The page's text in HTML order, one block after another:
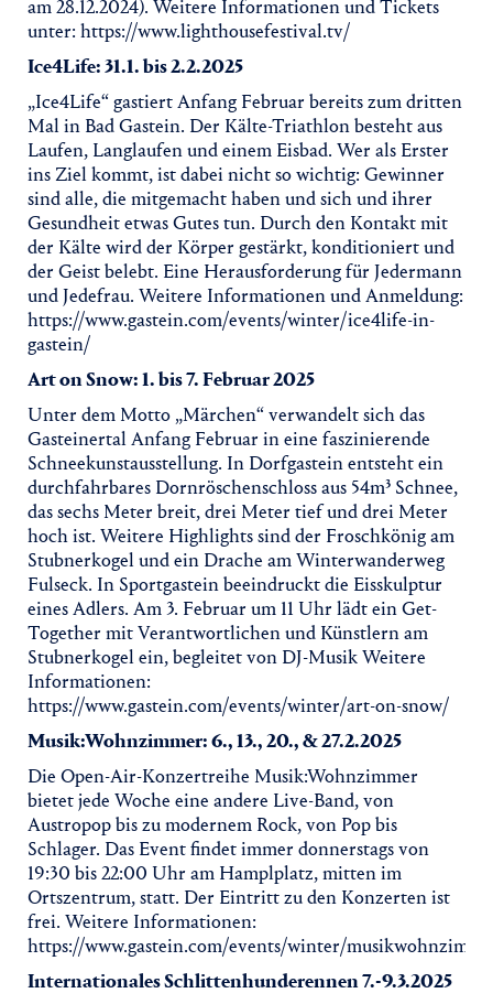
am 28.12.2024). Weitere Informationen und Tickets
unter: https://www.lighthousefestival.tv/
Ice4Life: 31.1. bis 2.2.2025
„Ice4Life“ gastiert Anfang Februar bereits zum dritten
Mal in Bad Gastein. Der Kälte-Triathlon besteht aus
Laufen, Langlaufen und einem Eisbad. Wer als Erster
ins Ziel kommt, ist dabei nicht so wichtig: Gewinner
sind alle, die mitgemacht haben und sich und ihrer
Gesundheit etwas Gutes tun. Durch den Kontakt mit
der Kälte wird der Körper gestärkt, konditioniert und
der Geist belebt. Eine Herausforderung für Jedermann
und Jedefrau. Weitere Informationen und Anmeldung:
https://www.gastein.com/events/winter/ice4life-in-
gastein/
Art on Snow: 1. bis 7. Februar 2025
Unter dem Motto „Märchen“ verwandelt sich das
Gasteinertal Anfang Februar in eine faszinierende
Schneekunstausstellung. In Dorfgastein entsteht ein
durchfahrbares Dornröschenschloss aus 54m³ Schnee,
das sechs Meter breit, drei Meter tief und drei Meter
hoch ist. Weitere Highlights sind der Froschkönig am
Stubnerkogel und ein Drache am Winterwanderweg
Fulseck. In Sportgastein beeindruckt die Eisskulptur
eines Adlers. Am 3. Februar um 11 Uhr lädt ein Get-
Together mit Verantwortlichen und Künstlern am
Stubnerkogel ein, begleitet von DJ-Musik Weitere
Informationen:
https://www.gastein.com/events/winter/art-on-snow/
Musik:Wohnzimmer: 6., 13., 20., & 27.2.2025
Die Open-Air-Konzertreihe Musik:Wohnzimmer
bietet jede Woche eine andere Live-Band, von
Austropop bis zu modernem Rock, von Pop bis
Schlager. Das Event findet immer donnerstags von
19:30 bis 22:00 Uhr am Hamplplatz, mitten im
Ortszentrum, statt. Der Eintritt zu den Konzerten ist
frei. Weitere Informationen:
https://www.gastein.com/events/winter/
Internationales Schlittenhunderennen 7.-9.3.2025